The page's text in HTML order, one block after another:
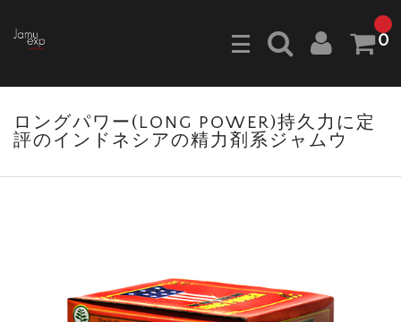
0
ロングパワー(LONG POWER)持久力に定
評のインドネシアの精力剤系ジャムウ